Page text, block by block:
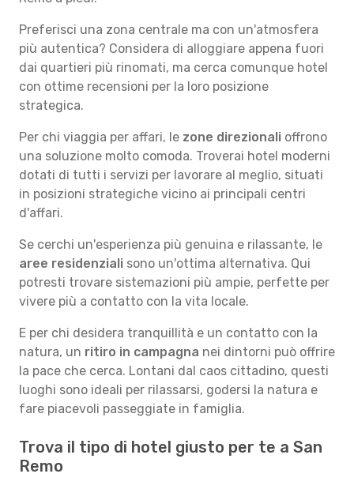
Preferisci una zona centrale ma con un'atmosfera
più autentica? Considera di alloggiare appena fuori
dai quartieri più rinomati, ma cerca comunque hotel
con ottime recensioni per la loro posizione
strategica.
Per chi viaggia per affari, le zone direzionali offrono
una soluzione molto comoda. Troverai hotel moderni
dotati di tutti i servizi per lavorare al meglio, situati
in posizioni strategiche vicino ai principali centri
d'affari.
Se cerchi un'esperienza più genuina e rilassante, le
aree residenziali sono un'ottima alternativa. Qui
potresti trovare sistemazioni più ampie, perfette per
vivere più a contatto con la vita locale.
E per chi desidera tranquillità e un contatto con la
natura, un ritiro in campagna nei dintorni può offrire
la pace che cerca. Lontani dal caos cittadino, questi
luoghi sono ideali per rilassarsi, godersi la natura e
fare piacevoli passeggiate in famiglia.
Trova il tipo di hotel giusto per te a San
Remo